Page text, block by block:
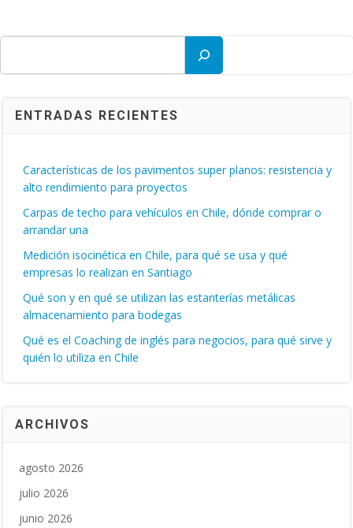
ENTRADAS RECIENTES
Características de los pavimentos super planos: resistencia y
alto rendimiento para proyectos
Carpas de techo para vehículos en Chile, dónde comprar o
arrandar una
Medición isocinética en Chile, para qué se usa y qué
empresas lo realizan en Santiago
Qué son y en qué se utilizan las estanterías metálicas
almacenamiento para bodegas
Qué es el Coaching de inglés para negocios, para qué sirve y
quién lo utiliza en Chile
ARCHIVOS
agosto 2026
julio 2026
junio 2026